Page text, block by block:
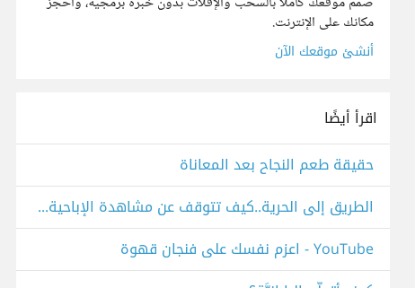
مكانك على الإنترنت.
أنشئ موقعك الآن
اقرأ أيضًا
حقيقة طعم النجاح بعد المعاناة
الطريق إلى الحرية..كيف تتوقف عن مشاهدة الإباحية؟ - YouTube
‫اعزم نفسك على فنجان قهوة‬‎ - YouTube